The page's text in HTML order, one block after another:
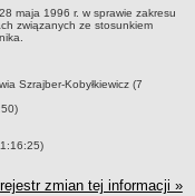
maja 1996 r. w sprawie zakresu
związanych ze stosunkiem
Szrajber-Kobyłkiewicz (7
rejestr zmian tej informacji »